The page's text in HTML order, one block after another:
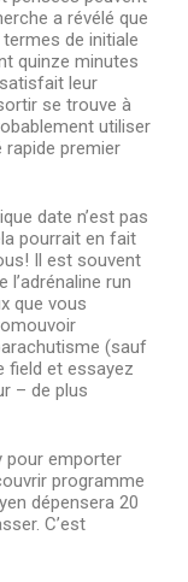
a révélé que
de initiale
quinze minutes
leur
se trouve à
utiliser
rapide premier
date n’est pas
pourrait en fait
Il est souvent
l’adrénaline run
que vous
(sauf
field et essayez
– de plus
pour emporter
programme
dépensera 20
C’est